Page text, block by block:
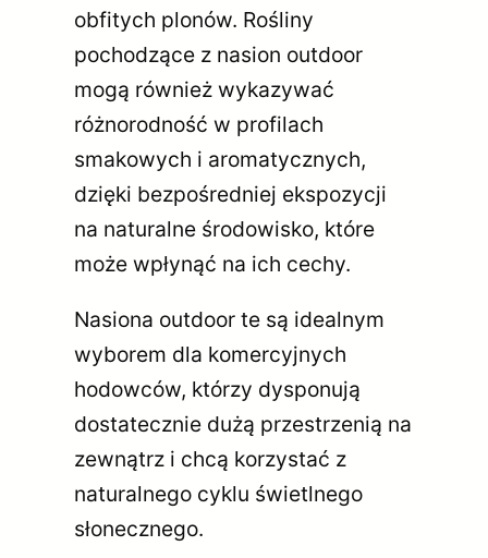
obfitych plonów. Rośliny
pochodzące z nasion outdoor
mogą również wykazywać
różnorodność w profilach
smakowych i aromatycznych,
dzięki bezpośredniej ekspozycji
na naturalne środowisko, które
może wpłynąć na ich cechy.
Nasiona outdoor te są idealnym
wyborem dla komercyjnych
hodowców, którzy dysponują
dostatecznie dużą przestrzenią na
zewnątrz i chcą korzystać z
naturalnego cyklu świetlnego
słonecznego.